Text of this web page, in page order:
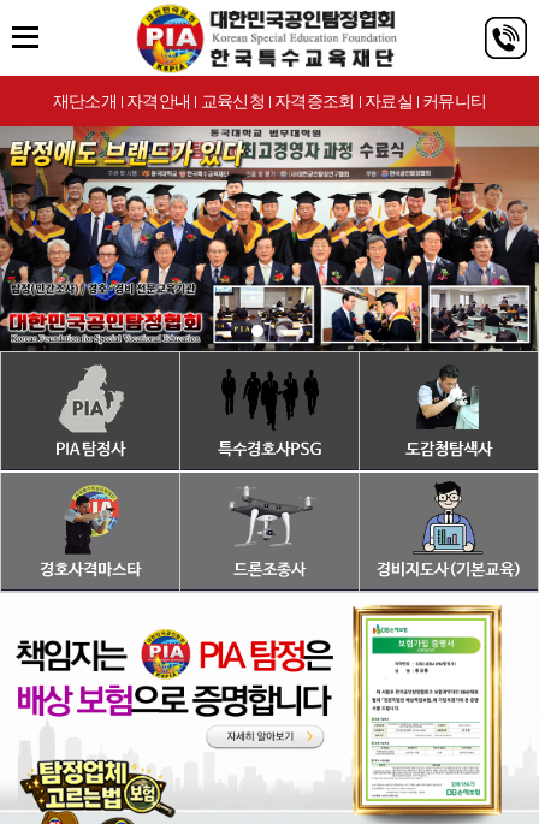
재단소개 | 자격안내 | 교육신청 | 자격증조회 | 자료실 | 커뮤니티